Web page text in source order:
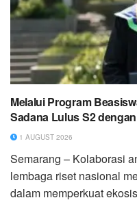
Melalui Program
Sadana Lulus S2
1 AUGUST 2026
Semarang – Kolaborasi
lembaga riset nasional
dalam memperkuat